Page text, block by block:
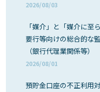
2026/08/03
「媒介」と「媒介に
要行等向けの総合的な
（銀行代理業関係等
2026/08/01
預貯金口座の不正利用